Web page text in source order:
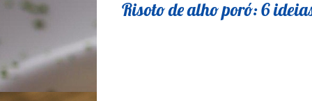
Risoto de alho poró: 6